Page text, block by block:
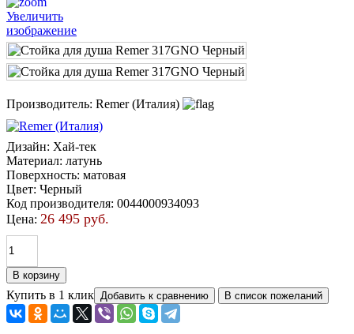
Увеличить
изображение
Производитель: Remer (Италия)
Дизайн: Хай-тек
Материал: латунь
Поверхность: матовая
Цвет: Черный
Код производителя: 0044000934093
Цена: 26 495 руб.
Купить в 1 клик